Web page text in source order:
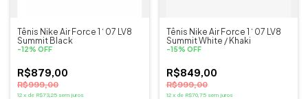
Tênis Nike Air Force 1 ‘ 07 LV8
Summit Black
-12% OFF
R$879,00
R$999,00
12 x de R$73,25 sem juros
Tênis Nike Air Force 1 ‘ 07 LV8
Summit White / Khaki
-15% OFF
R$849,00
R$999,00
12 x de R$70,75 sem juros